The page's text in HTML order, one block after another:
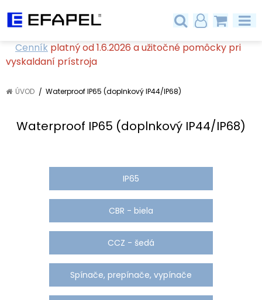
Cenník platný od 1.6.2026 a užitočné pomôcky pri
vyskaldaní prístroja
ÚVOD Waterproof IP65 (doplnkový IP44/IP68)
Waterproof IP65 (doplnkový IP44/IP68)
IP65
CBR - biela
CCZ - šedá
Spínače, prepínače, vypínače